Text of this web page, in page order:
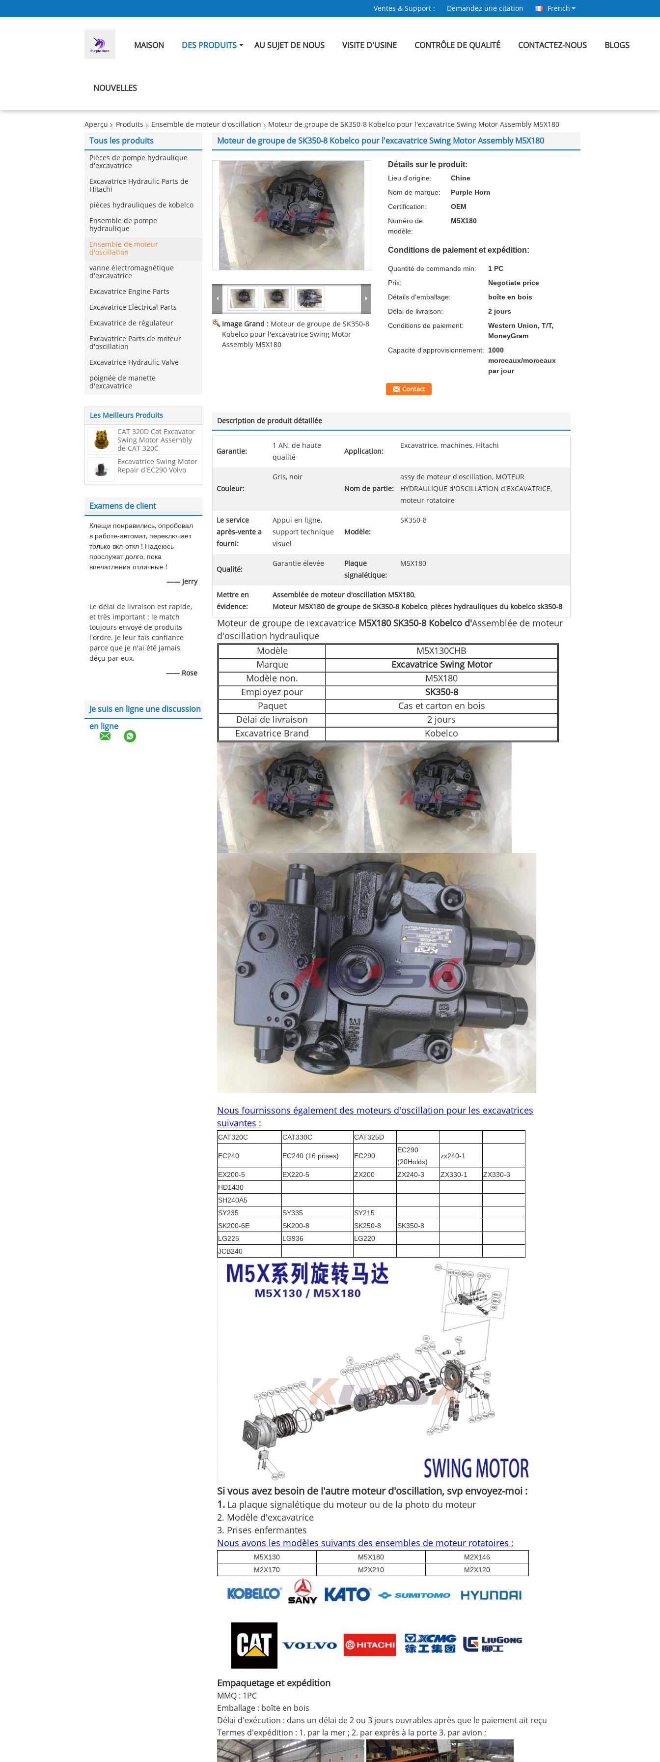
Ventes & Support : Demandez une citation French
MAISON DES PRODUITS AU SUJET DE NOUS VISITE D'USINE CONTRÔLE DE QUALITÉ CONTACTEZ-NOUS BLOGS
NOUVELLES
Aperçu Produits Ensemble de moteur d'oscillation Moteur de groupe de SK350-8 Kobelco pour l'excavatrice Swing Motor Assembly M5X180
Tous les produits
Pièces de pompe hydraulique
d'excavatrice
Excavatrice Hydraulic Parts de
Hitachi
pièces hydrauliques de kobelco
Ensemble de pompe
hydraulique
Ensemble de moteur
d'oscillation
vanne électromagnétique
d'excavatrice
Excavatrice Engine Parts
Excavatrice Electrical Parts
Excavatrice de régulateur
Excavatrice Parts de moteur
d'oscillation
Excavatrice Hydraulic Valve
poignée de manette
d'excavatrice
Les Meilleurs Produits
CAT 320D Cat Excavator
Swing Motor Assembly
de CAT 320C
Excavatrice Swing Motor
Repair d'EC290 Volvo
Examens de client
Клещи понравились, опробовал
в работе-автомат, переключает
только вкл-откл ! Надеюсь
прослужат долго, пока
впечатления отличные !
—— Jerry
Le délai de livraison est rapide,
et très important : le match
toujours envoyé de produits
l'ordre. Je leur fais confiance
parce que je n'ai été jamais
déçu par eux.
—— Rose
Je suis en ligne une discussion
en ligne
Moteur de groupe de SK350-8 Kobelco pour l'excavatrice Swing Motor Assembly M5X180
Image Grand : Moteur de groupe de SK350-8
Kobelco pour l'excavatrice Swing Motor
Assembly M5X180
Détails sur le produit:
Lieu d'origine:
Chine
Nom de marque:
Purple Horn
Certification:
OEM
Numéro de
modèle:
M5X180
Conditions de paiement et expédition:
Quantité de commande min:
1 PC
Prix:
Negotiate price
Détails d'emballage:
boîte en bois
Délai de livraison:
2 jours
Conditions de paiement:
Western Union, T/T,
MoneyGram
Capacité d'approvisionnement:
1000
morceaux/morceaux
par jour
Contact
Description de produit détaillée
Garantie:
1 AN, de haute
qualité
Application:
Excavatrice, machines, Hitachi
Couleur:
Gris, noir
Nom de partie:
assy de moteur d'oscillation, MOTEUR
HYDRAULIQUE d'OSCILLATION d'EXCAVATRICE,
moteur rotatoire
Le service
après-vente a
fourni:
Appui en ligne,
support technique
visuel
Modèle:
SK350-8
Qualité:
Garantie élevée
Plaque
signalétique:
M5X180
Mettre en
évidence:
Assemblée de moteur d'oscillation M5X180,
Moteur M5X180 de groupe de SK350-8 Kobelco, pièces hydrauliques du kobelco sk350-8
Moteur de groupe de l'excavatrice M5X180 SK350-8 Kobelco d'Assemblée de moteur
d'oscillation hydraulique
Modèle
M5X130CHB
Marque
Excavatrice Swing Motor
Modèle non.
M5X180
Employez pour
SK350-8
Paquet
Cas et carton en bois
Délai de livraison
2 jours
Excavatrice Brand
Kobelco
Nous fournissons également des moteurs d'oscillation pour les excavatrices
suivantes :
CAT320C CAT330C CAT325D
EC240 EC240 (16 prises) EC290
EC290
(20Holds)
zx240-1
EX200-5 EX220-5 ZX200 ZX240-3 ZX330-1
ZX330-3
HD1430
SH240A5
SY235
SY335
SY215
SK200-6E
SK200-8 SK250-8
SK350-8
LG225
LG936
LG220
JCB240
Si vous avez besoin de l'autre moteur d'oscillation, svp envoyez-moi :
1. La plaque signalétique du moteur ou de la photo du moteur
2. Modèle d'excavatrice
3. Prises enfermantes
Nous avons les modèles suivants des ensembles de moteur rotatoires :
M5X130 M5X180
M2X146
M2X170
M2X210 M2X120
Empaquetage et expédition
MMQ : 1PC
Emballage : boîte en bois
Délai d'exécution : dans un délai de 2 ou 3 jours ouvrables après que le paiement ait reçu
Termes d'expédition : 1. par la mer ; 2. par exprès à la porte 3. par avion ;